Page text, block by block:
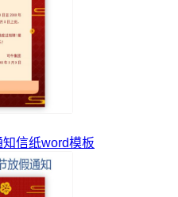
信纸word模板